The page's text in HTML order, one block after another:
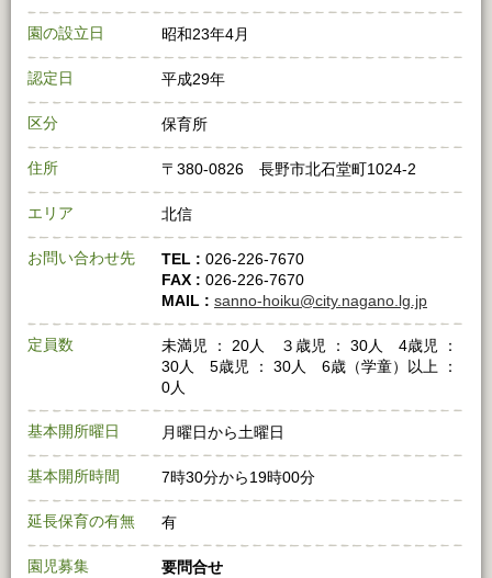
園の設立日 昭和23年4月
認定日 平成29年
区分 保育所
住所 〒380-0826 長野市北石堂町1024-2
エリア 北信
お問い合わせ先 TEL : 026-226-7670
FAX : 026-226-7670
MAIL : sanno-hoiku@city.nagano.lg.jp
定員数
未満児 ： 20人 ３歳児 ： 30人 4歳児 ：
30人 5歳児 ： 30人 6歳（学童）以上 ：
0人
基本開所曜日 月曜日から土曜日
基本開所時間 7時30分から19時00分
延長保育の有無 有
園児募集 要問合せ